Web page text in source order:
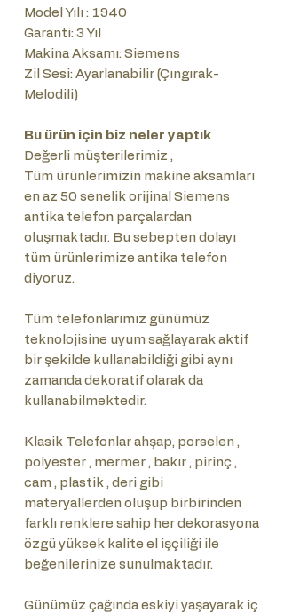
Model Yılı : 1940
Garanti: 3 Yıl
Makina Aksamı: Siemens
Zil Sesi: Ayarlanabilir (Çıngırak-
Melodili)
Bu ürün için biz neler yaptık
Değerli müşterilerimiz ,
Tüm ürünlerimizin makine aksamları
en az 50 senelik orijinal Siemens
antika telefon parçalardan
oluşmaktadır. Bu sebepten dolayı
tüm ürünlerimize antika telefon
diyoruz.
Tüm telefonlarımız günümüz
teknolojisine uyum sağlayarak aktif
bir şekilde kullanabildiği gibi aynı
zamanda dekoratif olarak da
kullanabilmektedir.
Klasik Telefonlar ahşap, porselen ,
polyester , mermer , bakır , pirinç ,
cam , plastik , deri gibi
materyallerden oluşup birbirinden
farklı renklere sahip her dekorasyona
özgü yüksek kalite el işçiliği ile
beğenilerinize sunulmaktadır.
Günümüz çağında eskiyi yaşayarak iç